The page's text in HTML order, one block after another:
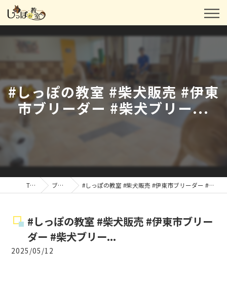
#しっぽの教室 #柴犬販売 #伊東
市ブリーダー #柴犬ブリー...
TOP ブログ #しっぽの教室 #柴犬販売 #伊東市ブリーダー #柴犬ブリー...
#しっぽの教室 #柴犬販売 #伊東市ブリー
ダー #柴犬ブリー...
2025/05/12